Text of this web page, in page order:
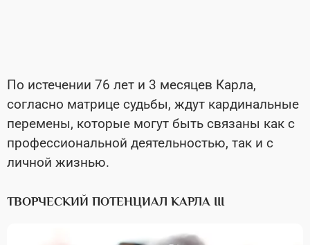
По истечении 76 лет и 3 месяцев Карла,
согласно матрице судьбы, ждут кардинальные
перемены, которые могут быть связаны как с
профессиональной деятельностью, так и с
личной жизнью.
ТВОРЧЕСКИЙ ПОТЕНЦИАЛ КАРЛА III